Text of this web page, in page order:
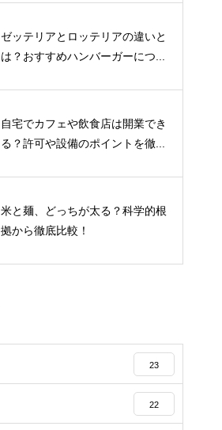
ゼッテリアとロッテリアの違いと
は？おすすめハンバーガーにつ...
自宅でカフェや飲食店は開業でき
る？許可や設備のポイントを徹...
米と麺、どっちが太る？科学的根
拠から徹底比較！
23
22